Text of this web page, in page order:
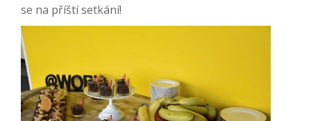
se na příští setkání!